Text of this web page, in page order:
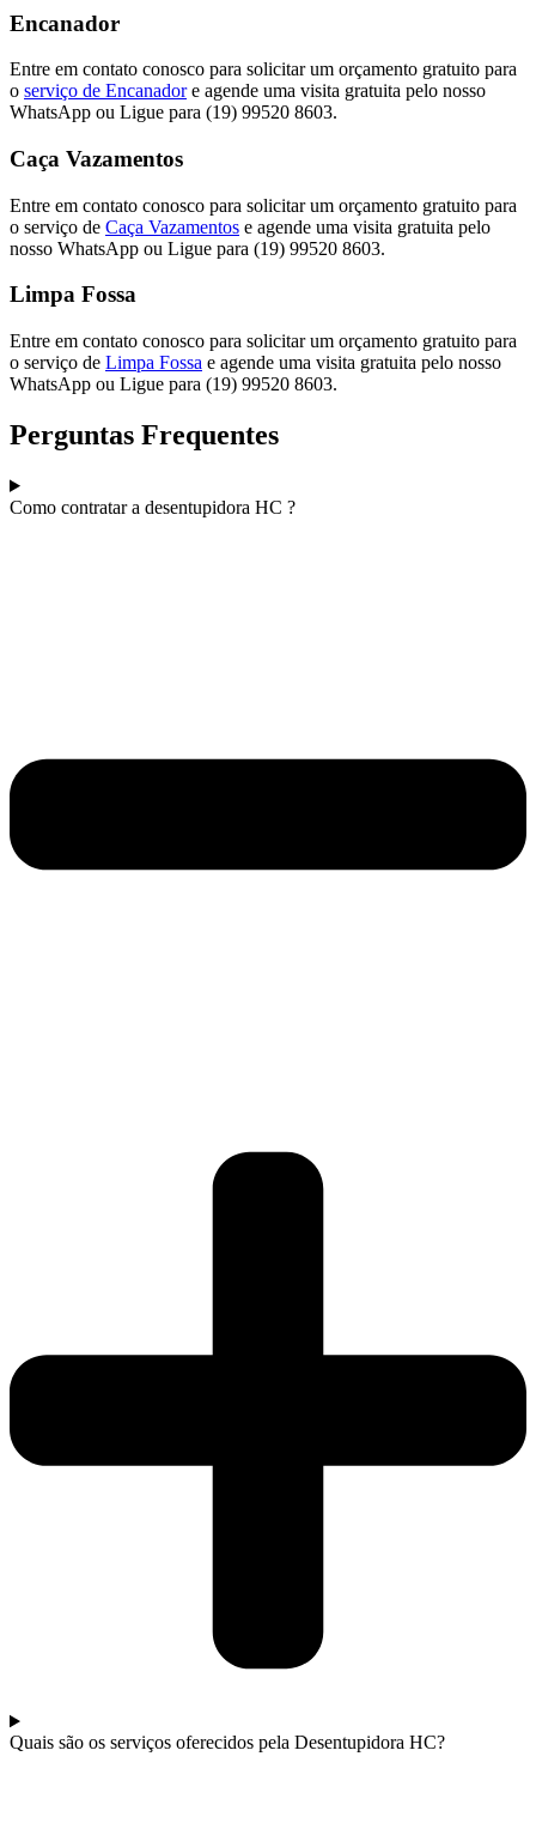
Encanador
Entre em contato conosco para solicitar um orçamento gratuito para
o serviço de Encanadore agende uma visita gratuita pelo nosso
WhatsApp ou Ligue para (19) 99520 8603.
Caça Vazamentos
Entre em contato conosco para solicitar um orçamento gratuito para
o serviço de Caça Vazamentos e agende uma visita gratuita pelo
nosso WhatsApp ou Ligue para (19) 99520 8603.
Limpa Fossa
Entre em contato conosco para solicitar um orçamento gratuito para
o serviço de Limpa Fossa e agende uma visita gratuita pelo nosso
WhatsApp ou Ligue para (19) 99520 8603.
Perguntas Frequentes
Como contratar a desentupidora HC ?
Quais são os serviços oferecidos pela Desentupidora HC?